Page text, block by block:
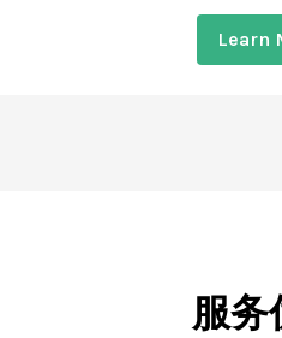
Learn
服务